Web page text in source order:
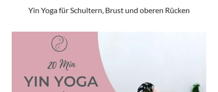
Yin Yoga für Schultern, Brust und oberen Rücken